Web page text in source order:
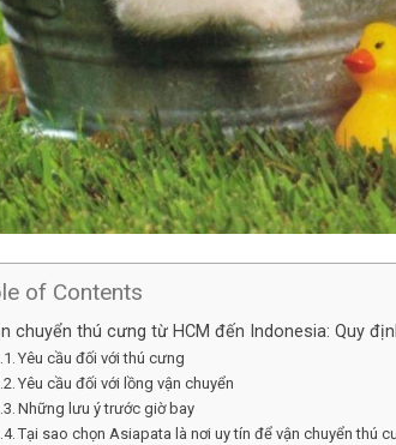
of Contents
chuyển thú cưng từ HCM đến Indonesia: Quy
Yêu cầu đối với thú cưng
Yêu cầu đối với lồng vận chuyển
Những lưu ý trước giờ bay
Tại sao chọn Asiapata là nơi uy tín để vận chuyển thú